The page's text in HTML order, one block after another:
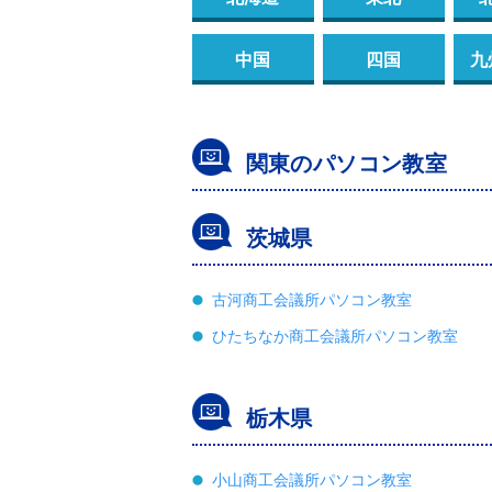
中国 四国 九
関東のパソコン教室
茨城県
古河商工会議所パソコン教室
ひたちなか商工会議所パソコン教室
栃木県
小山商工会議所パソコン教室